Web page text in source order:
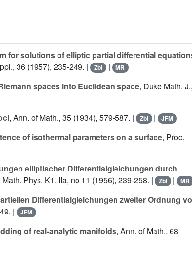
for solutions of elliptic partial differential
36 (1957), 235-249. | Zbl | MR
spaces into Euclidean space, Duke Math. J.,
, Ann. of Math., 35 (1934), 579-587. | Zbl | JFM
of isothermal parameters on a surface, Proc.
elliptischer Differentialgleichungen durch
Phys. K1. IIa, no 11 (1956), 239-258. | Zbl | MR
Differentialgleichungen zweiter Ordnung
| JFM
of real-analytic manifolds, Ann. of Math., 68